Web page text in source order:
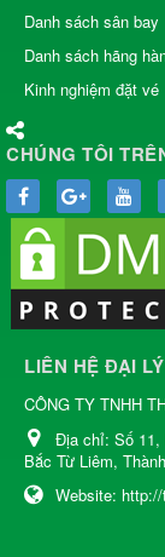
Danh sách sân bay
Danh sách hãng
Kinh nghiệm đặt vé
CHÚNG TÔI
LIÊN HỆ ĐẠI
CÔNG TY TNHH
Địa chỉ: Số
Bắc Từ Liêm,
Website: